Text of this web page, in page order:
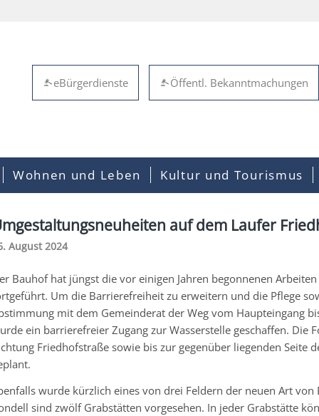
Öffentl. Bekanntmachungen
eBürgerdienste
Wohnen und Leben Kultur und Tourismus
auf dem Laufer
August 2024
Bauhof hat jüngst die vor einigen Jahren begonnenen
Um die Barrierefreiheit zu erweitern und die Pflege
mit dem Gemeinderat der Weg vom Haupteingang
ein barrierefreier Zugang zur Wasserstelle geschaffen.
Friedhofstraße sowie bis zur gegenüber liegenden Seite
wurde kürzlich eines von drei Feldern der neuen Art
sind zwölf Grabstätten vorgesehen. In jeder Grabstätte